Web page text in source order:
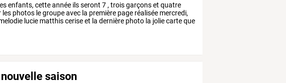
lesenfants, cetteannée ilsseront 7 , troisgarçonset quatre
les photos legroupeavec la première page réalisée mercredi,
lucie matthisceriseet la dernière photo la joliecarteque
saison